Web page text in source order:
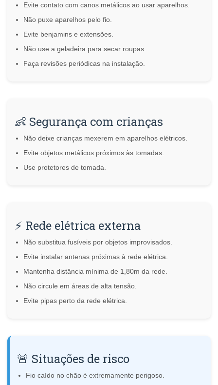
Evite contato com canos metálicos ao usar aparelhos.
Não puxe aparelhos pelo fio.
Evite benjamins e extensões.
Não use a geladeira para secar roupas.
Faça revisões periódicas na instalação.
👶 Segurança com crianças
Não deixe crianças mexerem em aparelhos elétricos.
Evite objetos metálicos próximos às tomadas.
Use protetores de tomada.
⚡ Rede elétrica externa
Não substitua fusíveis por objetos improvisados.
Evite instalar antenas próximas à rede elétrica.
Mantenha distância mínima de 1,80m da rede.
Não circule em áreas de alta tensão.
Evite pipas perto da rede elétrica.
🚨 Situações de risco
Fio caído no chão é extremamente perigoso.